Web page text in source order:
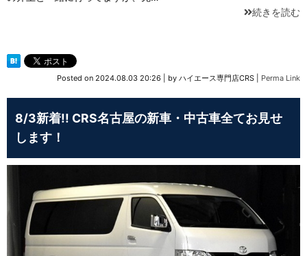
続きを読む
Posted on 2024.08.03 20:26 by ハイエース専門店CRS Perma Link
8/3新着!! CRS名古屋の新車・中古車全てお見せ
します！